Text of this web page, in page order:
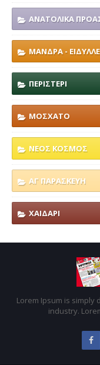
ΑΝΑΤΟΛΙΚΑ
ΜΑΝΔΡΑ -
ΠΕΡΙΣΤΕΡΙ
ΜΟΣΧΑΤΟ
ΝΕΟΣ ΚΟΣΜΟΣ
ΑΓ ΠΑΡΑΣΚΕΥΗ
ΧΑΙΔΑΡΙ
Lorem Ipsum is
industry.